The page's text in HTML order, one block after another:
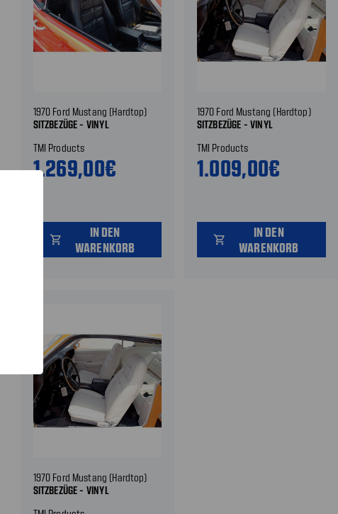
1970 Ford Mustang (Hardtop)
SITZBEZÜGE - VINYL
TMI Products
1.269,00€
shopping_cart
IN DEN
WARENKORB
1970 Ford Mustang (Hardtop)
SITZBEZÜGE - VINYL
TMI Products
1.009,00€
shopping_cart
IN DEN
WARENKORB
1970 Ford Mustang (Hardtop)
SITZBEZÜGE - VINYL